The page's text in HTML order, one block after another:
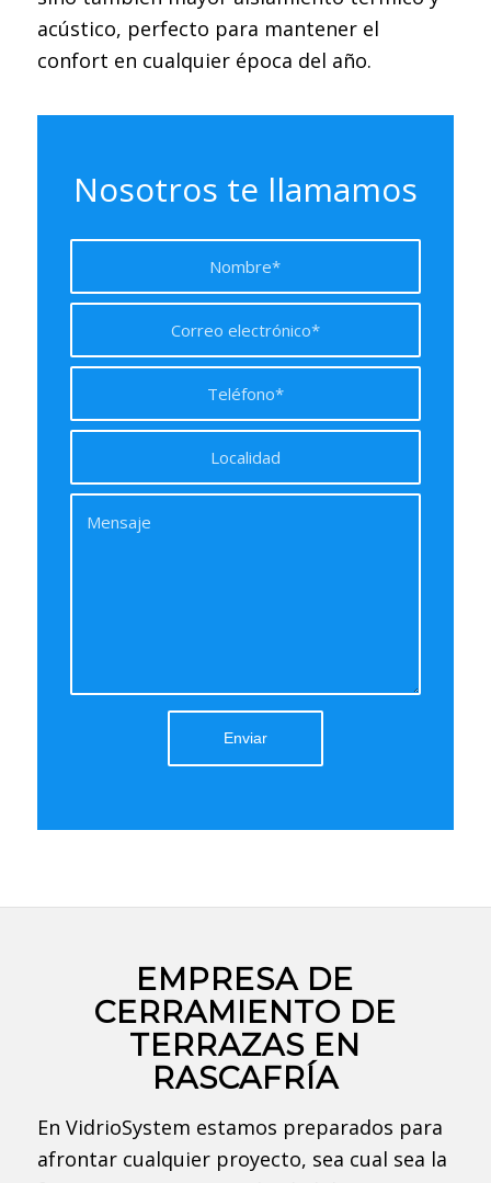
acústico, perfecto para mantener el
confort en cualquier época del año.
Nosotros te llamamos
EMPRESA DE
CERRAMIENTO DE
TERRAZAS EN
RASCAFRÍA
En VidrioSystem estamos preparados para
afrontar cualquier proyecto, sea cual sea la